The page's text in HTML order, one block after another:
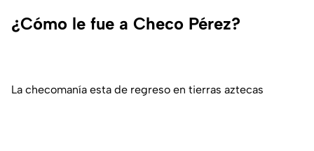
¿Cómo le fue a Checo Pérez?
La checomanía esta de regreso en tierras aztecas